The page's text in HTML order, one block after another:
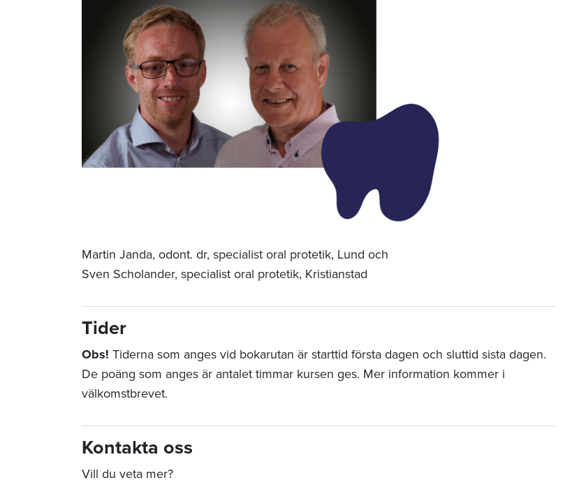
Martin Janda, odont. dr, specialist oral protetik, Lund och
Sven Scholander, specialist oral protetik, Kristianstad
Tider
Obs! Tiderna som anges vid bokarutan är starttid första dagen och sluttid sista dagen.
De poäng som anges är antalet timmar kursen ges. Mer information kommer i
välkomstbrevet.
Kontakta oss
Vill du veta mer?